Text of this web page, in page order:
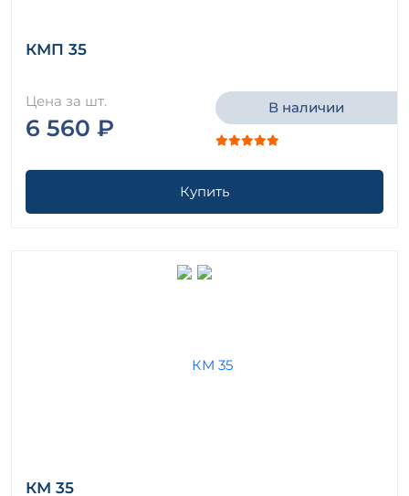
КМП 35
Цена за шт.
6 560 ₽
В наличии
Купить
КМ 35